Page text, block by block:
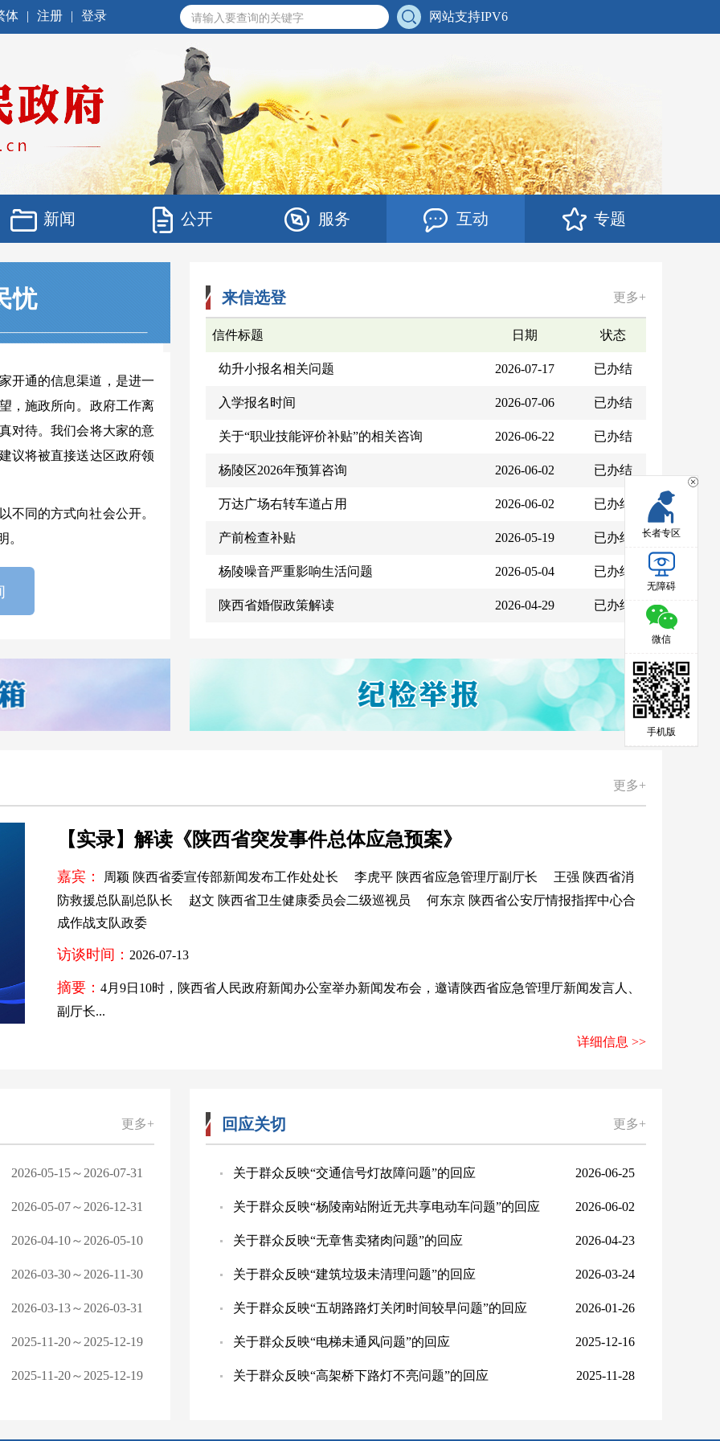
体 | 注册 | 登录 网站支持IPV6
新闻 公开 服务 互动 专题
忧
开通的信息渠道，是进一
，施政所向。政府工作离
对待。我们会将大家的意
议将被直接送达区政府领
不同的方式向社会公开。
。
来信选登 更多+
信件标题 日期 状态
幼升小报名相关问题 2026-07-17 已办结
入学报名时间 2026-07-06 已办结
关于“职业技能评价补贴”的相关咨询 2026-06-22 已办结
杨陵区2026年预算咨询 2026-06-02 已办结
万达广场右转车道占用 2026-06-02 已办结
产前检查补贴 2026-05-19 已办结
杨陵噪音严重影响生活问题 2026-05-04 已办结
陕西省婚假政策解读 2026-04-29 已办结
更多+
【实录】解读《陕西省突发事件总体应急预案》
嘉宾：
周颖 陕西省委宣传部新闻发布工作处处长 李虎平 陕西省应急管理厅副厅长 王强 陕西省消
防救援总队副总队长 赵文 陕西省卫生健康委员会二级巡视员 何东京 陕西省公安厅情报指挥中心合
成作战支队政委
访谈时间： 2026-07-13
摘要： 4月9日10时，陕西省人民政府新闻办公室举办新闻发布会，邀请陕西省应急管理厅新闻发言人、
副厅长...
详细信息 >>
更多+
2026-05-15～2026-07-31
2026-05-07～2026-12-31
2026-04-10～2026-05-10
2026-03-30～2026-11-30
2026-03-13～2026-03-31
2025-11-20～2025-12-19
2025-11-20～2025-12-19
回应关切 更多+
2026-06-25
关于群众反映“交通信号灯故障问题”的回应
2026-06-02
关于群众反映“杨陵南站附近无共享电动车问题”的回应
2026-04-23
关于群众反映“无章售卖猪肉问题”的回应
2026-03-24
关于群众反映“建筑垃圾未清理问题”的回应
2026-01-26
关于群众反映“五胡路路灯关闭时间较早问题”的回应
2025-12-16
关于群众反映“电梯未通风问题”的回应
2025-11-28
关于群众反映“高架桥下路灯不亮问题”的回应
长者专区
无障碍
微信
手机版